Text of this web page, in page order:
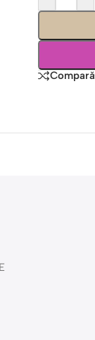
Compară